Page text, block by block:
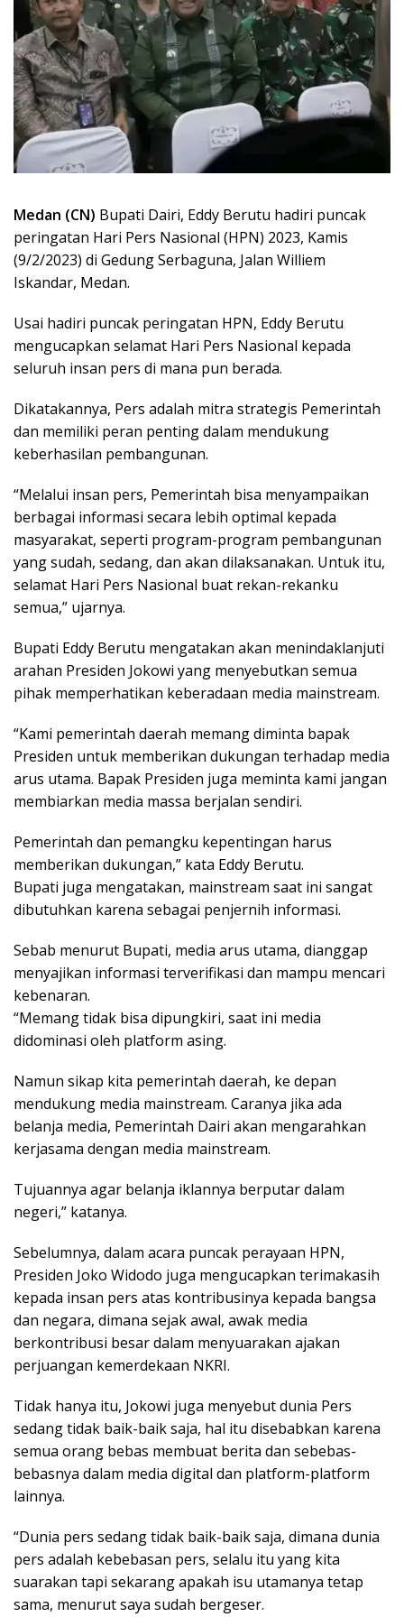
Medan (CN) Bupati Dairi, Eddy Berutu hadiri puncak
peringatan Hari Pers Nasional (HPN) 2023, Kamis
(9/2/2023) di Gedung Serbaguna, Jalan Williem
Iskandar, Medan.
Usai hadiri puncak peringatan HPN, Eddy Berutu
mengucapkan selamat Hari Pers Nasional kepada
seluruh insan pers di mana pun berada.
Dikatakannya, Pers adalah mitra strategis Pemerintah
dan memiliki peran penting dalam mendukung
keberhasilan pembangunan.
“Melalui insan pers, Pemerintah bisa menyampaikan
berbagai informasi secara lebih optimal kepada
masyarakat, seperti program-program pembangunan
yang sudah, sedang, dan akan dilaksanakan. Untuk itu,
selamat Hari Pers Nasional buat rekan-rekanku
semua,” ujarnya.
Bupati Eddy Berutu mengatakan akan menindaklanjuti
arahan Presiden Jokowi yang menyebutkan semua
pihak memperhatikan keberadaan media mainstream.
“Kami pemerintah daerah memang diminta bapak
Presiden untuk memberikan dukungan terhadap media
arus utama. Bapak Presiden juga meminta kami jangan
membiarkan media massa berjalan sendiri.
Pemerintah dan pemangku kepentingan harus
memberikan dukungan,” kata Eddy Berutu.
Bupati juga mengatakan, mainstream saat ini sangat
dibutuhkan karena sebagai penjernih informasi.
Sebab menurut Bupati, media arus utama, dianggap
menyajikan informasi terverifikasi dan mampu mencari
kebenaran.
“Memang tidak bisa dipungkiri, saat ini media
didominasi oleh platform asing.
Namun sikap kita pemerintah daerah, ke depan
mendukung media mainstream. Caranya jika ada
belanja media, Pemerintah Dairi akan mengarahkan
kerjasama dengan media mainstream.
Tujuannya agar belanja iklannya berputar dalam
negeri,” katanya.
Sebelumnya, dalam acara puncak perayaan HPN,
Presiden Joko Widodo juga mengucapkan terimakasih
kepada insan pers atas kontribusinya kepada bangsa
dan negara, dimana sejak awal, awak media
berkontribusi besar dalam menyuarakan ajakan
perjuangan kemerdekaan NKRI.
Tidak hanya itu, Jokowi juga menyebut dunia Pers
sedang tidak baik-baik saja, hal itu disebabkan karena
semua orang bebas membuat berita dan sebebas-
bebasnya dalam media digital dan platform-platform
lainnya.
“Dunia pers sedang tidak baik-baik saja, dimana dunia
pers adalah kebebasan pers, selalu itu yang kita
suarakan tapi sekarang apakah isu utamanya tetap
sama, menurut saya sudah bergeser.